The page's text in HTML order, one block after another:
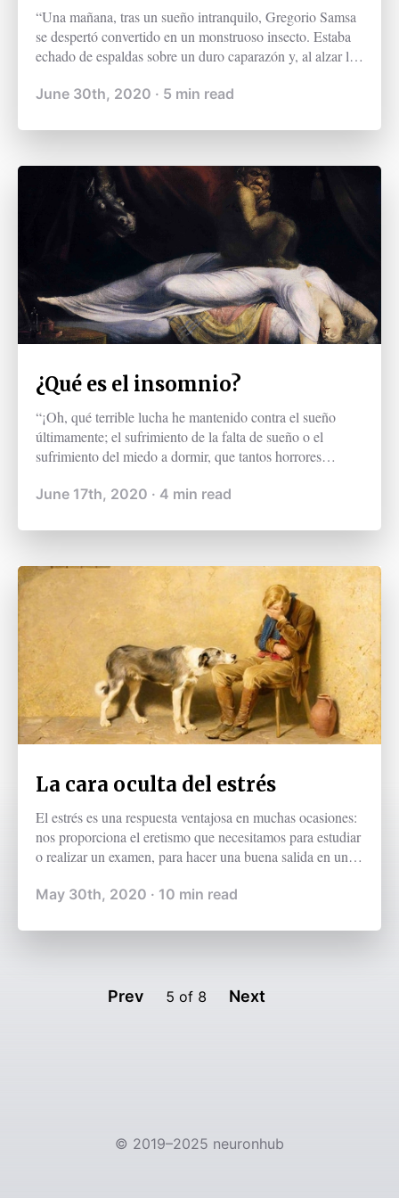
“Una mañana, tras un sueño intranquilo, Gregorio Samsa
se despertó convertido en un monstruoso insecto. Estaba
echado de espaldas sobre un duro caparazón y, al alzar la
curvadas callosidades, sobre el que casi no se aguantaba la
June 30th, 2020 · 5 min read
¿Qué es el insomnio?
“¡Oh, qué terrible lucha he mantenido contra el sueño
últimamente; el sufrimiento de la falta de sueño o el
sufrimiento del miedo a dormir, que tantos horrores
personas, en cuyas vidas no hay temores ni miedo, para
no trae consigo sino dulces sueños [...]" (Bram Stoker,
June 17th, 2020 · 4 min read
La cara oculta del estrés
El estrés es una respuesta ventajosa en muchas ocasiones:
nos proporciona el eretismo que necesitamos para estudiar
o realizar un examen, para hacer una buena salida en una
público. En definitiva, nos ayuda a responder bajo
seres vivos, el estrés es incluso más útil puesto que puede
May 30th, 2020 · 10 min read
Prev 5 of 8 Next
© 2019–2025 neuronhub